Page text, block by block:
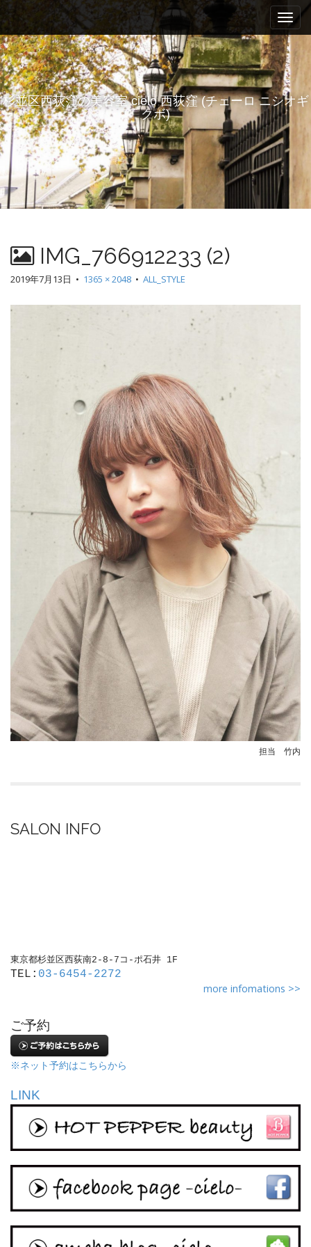
M
a
i
n
m
e
n
u
k
i
p
t
o
c
o
n
t
e
t
杉並区西荻窪の美容室 cielo 西荻窪 (チェーロ ニシオギ
クボ)
IMG_766912233 (2)
2019年7月13日 • 1365 × 2048 • ALL_STYLE
担当 竹内
SALON INFO
東京都杉並区西荻南2-8-7コ-ポ石井 1F
TEL: 03-6454-2272
more infomations >>
ご予約
※ネット予約はこちらから
LINK